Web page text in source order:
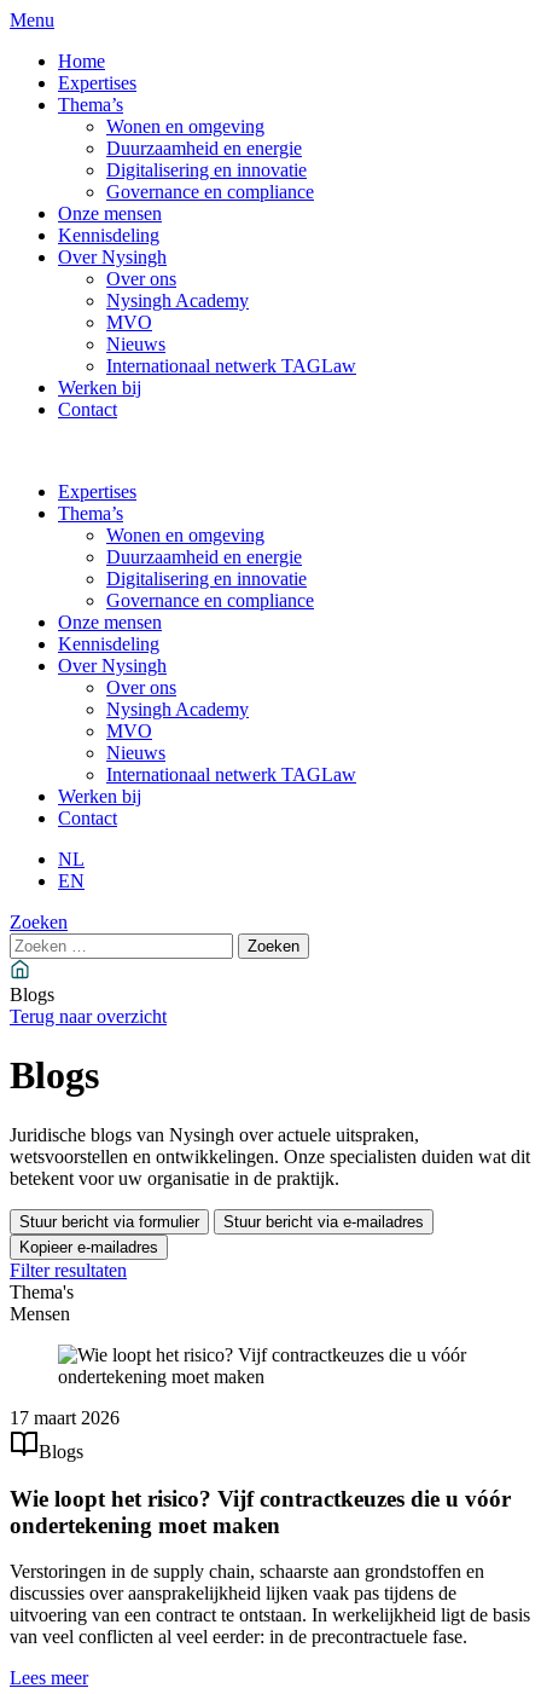
Menu
Home
Expertises
Thema’s
Wonen en omgeving
Duurzaamheid en energie
Digitalisering en innovatie
Governance en compliance
Onze mensen
Kennisdeling
Over Nysingh
Over ons
Nysingh Academy
MVO
Nieuws
Internationaal netwerk TAGLaw
Werken bij
Contact
Expertises
Thema’s
Wonen en omgeving
Duurzaamheid en energie
Digitalisering en innovatie
Governance en compliance
Onze mensen
Kennisdeling
Over Nysingh
Over ons
Nysingh Academy
MVO
Nieuws
Internationaal netwerk TAGLaw
Werken bij
Contact
NL
EN
Zoeken
Zoeken
naar:
Blogs
Terug naar overzicht
Blogs
Juridische blogs van Nysingh over actuele uitspraken,
wetsvoorstellen en ontwikkelingen. Onze specialisten duiden wat dit
betekent voor uw organisatie in de praktijk.
Stuur bericht via formulier
Stuur bericht via e-mailadres
Kopieer e-mailadres
Filter resultaten
Thema's
Mensen
17 maart 2026
Blogs
Wie loopt het risico? Vijf contractkeuzes die u vóór
ondertekening moet maken
Verstoringen in de supply chain, schaarste aan grondstoffen en
discussies over aansprakelijkheid lijken vaak pas tijdens de
uitvoering van een contract te ontstaan. In werkelijkheid ligt de basis
van veel conflicten al veel eerder: in de precontractuele fase.
Lees meer